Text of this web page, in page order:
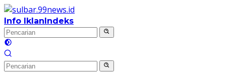
Langsung
ke
konten
Info IklanIndeks